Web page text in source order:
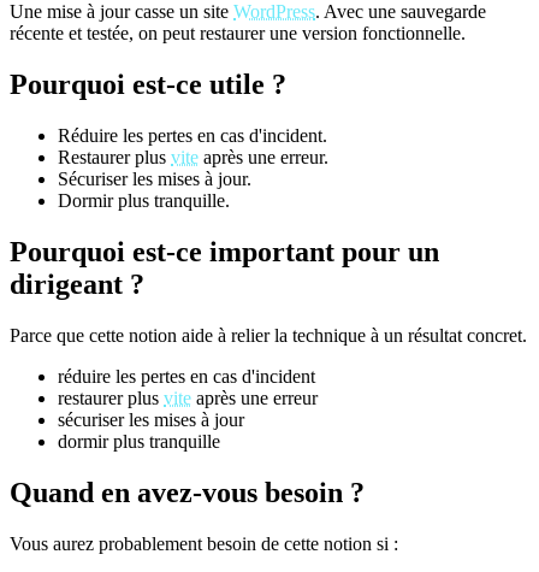
Une mise à jour casse un site WordPress. Avec une sauvegarde
récente et testée, on peut restaurer une version fonctionnelle.
Pourquoi est-ce utile ?
Réduire les pertes en cas d'incident.
Restaurer plus vite après une erreur.
Sécuriser les mises à jour.
Dormir plus tranquille.
Pourquoi est-ce important pour un
dirigeant ?
Parce que cette notion aide à relier la technique à un résultat concret.
réduire les pertes en cas d'incident
restaurer plus vite après une erreur
sécuriser les mises à jour
dormir plus tranquille
Quand en avez-vous besoin ?
Vous aurez probablement besoin de cette notion si :